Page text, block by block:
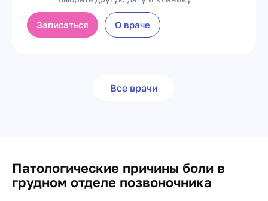
Записаться О враче
Все врачи
Патологические причины боли в
грудном отделе позвоночника